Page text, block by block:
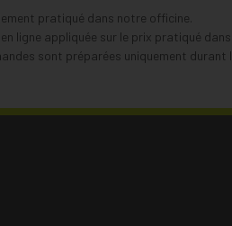
pratiqué dans notre officine.
ligne appliquée sur le prix pratiqué
sont préparées uniquement durant